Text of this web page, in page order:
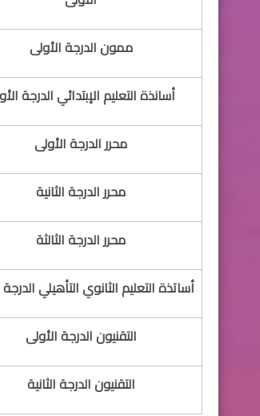
​ممون الدرجة الأولى
​أسانذة التعليم الإبتدائي الدرجة
​محرر الدرجة الأولى
​محرر الدرجة الثانية
​محرر الدرجة الثالثة
​أساتذة التعليم الثانوي التأهيلي
​التقنيون الدرجة الأولى
​التقنيون الدرجة الثانية